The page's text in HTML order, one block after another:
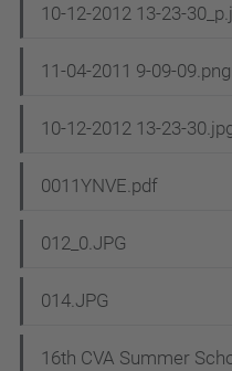
10-12-2012 13-23-
11-04-2011 9-09-09.png
10-12-2012 13-23-
0011YNVE.pdf
012_0.JPG
014.JPG
16th CVA Summer